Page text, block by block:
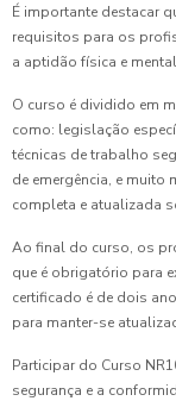
É importante destacar
requisitos para os
a aptidão física e
O curso é dividido em
como: legislação
técnicas de trabalho
de emergência, e
completa e atualizada
Ao final do curso, os
que é obrigatório para
certificado é de dois
para manter-se
Participar do Curso
segurança e a